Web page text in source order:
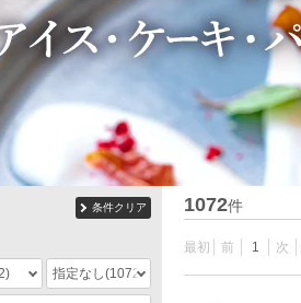
1072件
最初 前 1 次
条件クリア
指定なし(1072)